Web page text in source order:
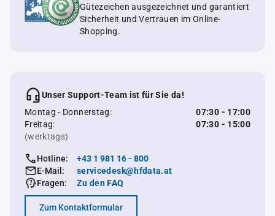
Gütezeichen ausgezeichnet und garantiert
Sicherheit und Vertrauen im Online-
Shopping.
Unser Support-Team ist für Sie da!
Montag - Donnerstag:
07:30 - 17:00
Freitag:
07:30 - 15:00
(werktags)
Hotline:
+43 1 981 16 - 800
E-Mail:
servicedesk@hfdata.at
Fragen:
Zu den FAQ
Zum Kontaktformular